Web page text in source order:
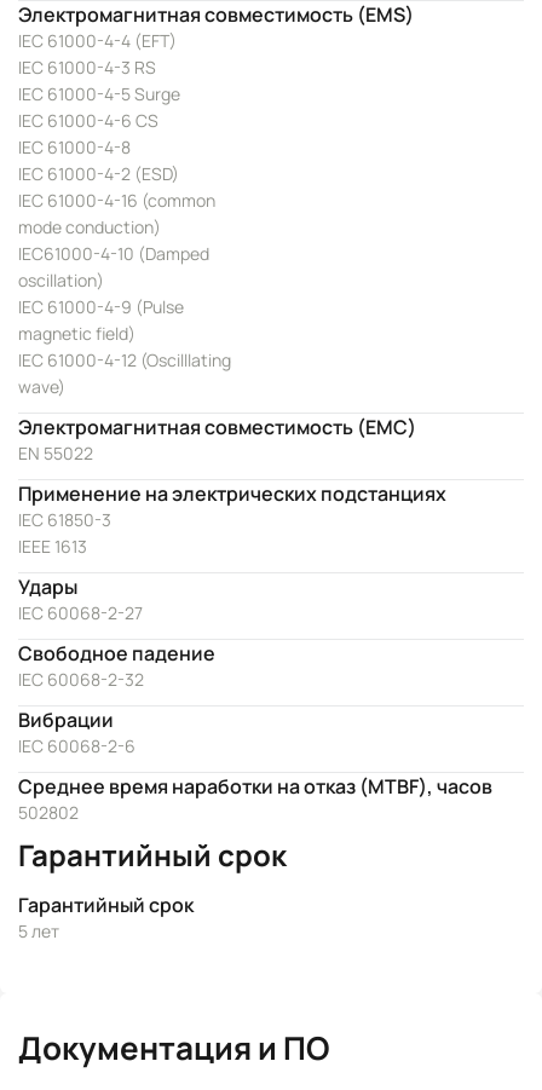
Электромагнитная совместимость (EMS)
IEC 61000-4-4 (EFT)
IEC 61000-4-3 RS
IEC 61000-4-5 Surge
IEC 61000-4-6 CS
IEC 61000-4-8
IEC 61000-4-2 (ESD)
IEC 61000-4-16 (common
mode conduction)
IEC61000-4-10 (Damped
oscillation)
IEC 61000-4-9 (Pulse
magnetic field)
IEC 61000-4-12 (Oscilllating
wave)
Электромагнитная совместимость (EMC)
EN 55022
Применение на электрических подстанциях
IEC 61850-3
IEEE 1613
Удары
IEC 60068-2-27
Свободное падение
IEC 60068-2-32
Вибрации
IEC 60068-2-6
Среднее время наработки на отказ (MTBF), часов
502802
Гарантийный срок
Гарантийный срок
5 лет
Документация и ПО